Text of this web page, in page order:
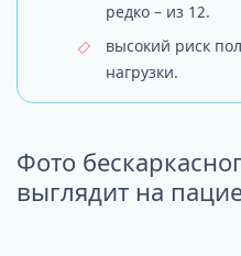
редко – из 12.
высокий риск
нагрузки.
Фото
выглядит на